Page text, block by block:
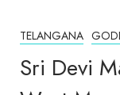
TELANGANA
Sri Devi